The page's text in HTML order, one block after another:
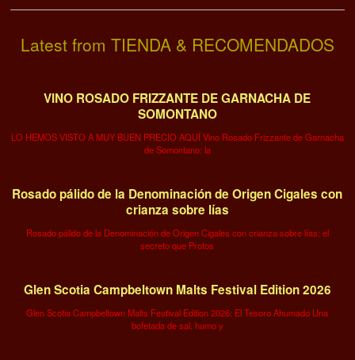
Latest from TIENDA & RECOMENDADOS
VINO ROSADO FRIZZANTE DE GARNACHA DE
SOMONTANO
LO HEMOS VISTO A MUY BUEN PRECIO AQUÍ Vino Rosado Frizzante de Garnacha
de Somontano: la
Rosado pálido de la Denominación de Origen Cigales con
crianza sobre lías
Rosado pálido de la Denominación de Origen Cigales con crianza sobre lías: el
secreto que Protos
Glen Scotia Campbeltown Malts Festival Edition 2026
Glen Scotia Campbeltown Malts Festival Edition 2026: El Tesoro Ahumado Una
bofetada de sal, humo y